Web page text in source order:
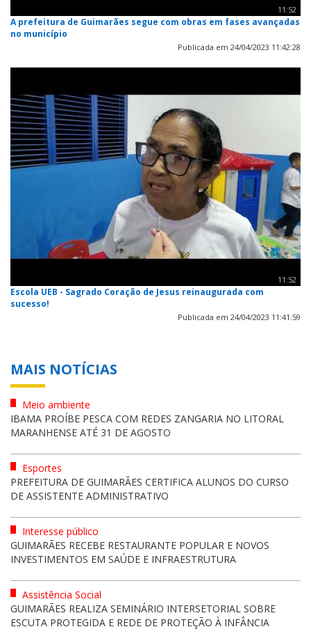
11:52
A prefeitura de Guimarães segue com obras em fases avançadas
no município
Publicada em 24/04/2023 11:42:28
11:52
Escola UEB - Sagrado Coração de Jesus reinaugurada com
sucesso!
Publicada em 24/04/2023 11:41:59
MAIS NOTÍCIAS
Meio ambiente
IBAMA PROÍBE PESCA COM REDES ZANGARIA NO LITORAL
MARANHENSE ATÉ 31 DE AGOSTO
Esportes
PREFEITURA DE GUIMARÃES CERTIFICA ALUNOS DO CURSO
DE ASSISTENTE ADMINISTRATIVO
Interesse público
GUIMARÃES RECEBE RESTAURANTE POPULAR E NOVOS
INVESTIMENTOS EM SAÚDE E INFRAESTRUTURA
Assistência Social
GUIMARÃES REALIZA SEMINÁRIO INTERSETORIAL SOBRE
ESCUTA PROTEGIDA E REDE DE PROTEÇÃO À INFÂNCIA